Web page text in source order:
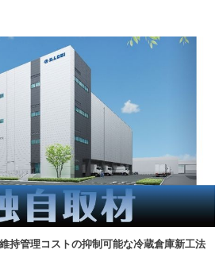
持管理コストの抑制可能な冷蔵倉庫新工法